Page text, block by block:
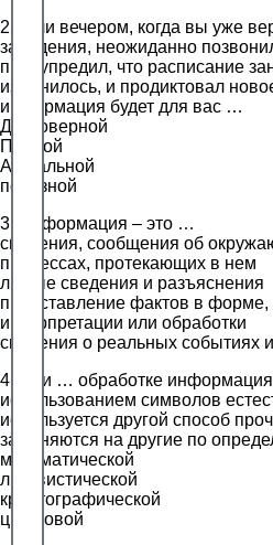
2.Если вечером, когда вы уже
заведения, неожиданно
предупредил, что расписание
изменилось, и продиктовал
информация будет для вас …
Достоверной
Полной
Актуальной
полезной
3. Информация – это …
сведения, сообщения об
процессах, протекающих в нем
любые сведения и разъяснения
представление фактов в
интерпретации или обработки
сведения о реальных событиях и
4. При … обработке
использованием символов
используется другой способ
заменяются на другие по
математической
лингвистической
криптографической
цифровой